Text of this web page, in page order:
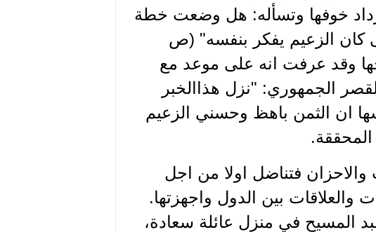
الملقاة على عاتقهم" (ص 103). ويزداد خوفها وتسأله: هل وضعت خطة
كان الزعيم يفكر بنفسه" (ص
وقد عرفت انه على موعد مع
الجمهوري: "نزل هذاالخبر
112). ادركت بحدسها ان الثمن باهظ وحسني الزعيم
فتناضل اولا من اجل
والعلاقات بين الدول واجهزتها.
المسيح في منزل عائلة سعادة،